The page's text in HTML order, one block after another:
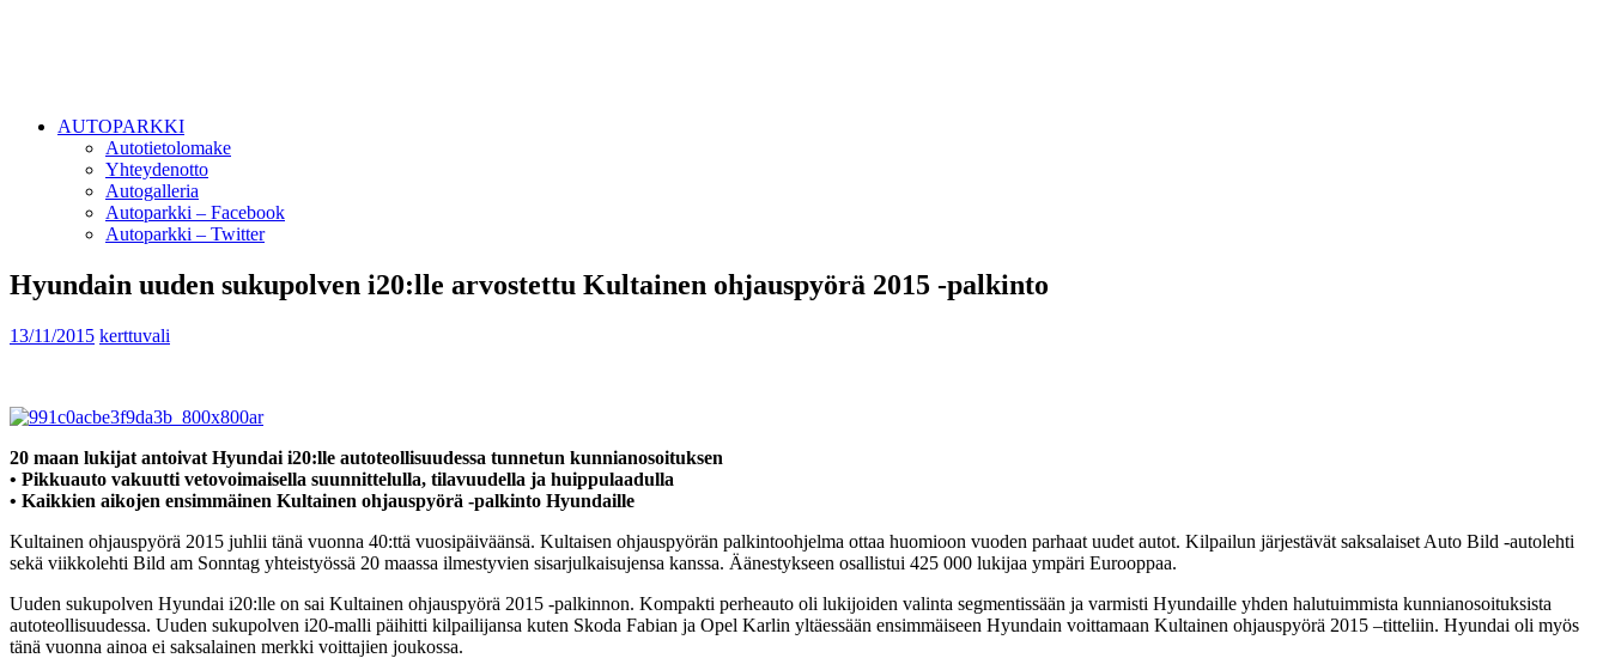
AUTOPARKKI
Autotietolomake
Yhteydenotto
Autogalleria
Autoparkki – Facebook
Autoparkki – Twitter
Hyundain uuden sukupolven i20:lle arvostettu Kultainen ohjauspyörä 2015 -palkinto
13/11/2015 kerttuvali
20 maan lukijat antoivat Hyundai i20:lle autoteollisuudessa tunnetun kunnianosoituksen
• Pikkuauto vakuutti vetovoimaisella suunnittelulla, tilavuudella ja huippulaadulla
• Kaikkien aikojen ensimmäinen Kultainen ohjauspyörä -palkinto Hyundaille
Kultainen ohjauspyörä 2015 juhlii tänä vuonna 40:ttä vuosipäiväänsä. Kultaisen ohjauspyörän palkintoohjelma ottaa huomioon vuoden parhaat uudet autot. Kilpailun järjestävät saksalaiset Auto Bild -autolehti
sekä viikkolehti Bild am Sonntag yhteistyössä 20 maassa ilmestyvien sisarjulkaisujensa kanssa. Äänestykseen osallistui 425 000 lukijaa ympäri Eurooppaa.
Uuden sukupolven Hyundai i20:lle on sai Kultainen ohjauspyörä 2015 -palkinnon. Kompakti perheauto oli lukijoiden valinta segmentissään ja varmisti Hyundaille yhden halutuimmista kunnianosoituksista
autoteollisuudessa. Uuden sukupolven i20-malli päihitti kilpailijansa kuten Skoda Fabian ja Opel Karlin yltäessään ensimmäiseen Hyundain voittamaan Kultainen ohjauspyörä 2015 –titteliin. Hyundai oli myös
tänä vuonna ainoa ei saksalainen merkki voittajien joukossa.